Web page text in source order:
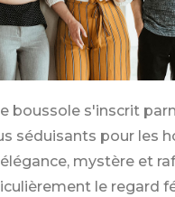
boussole s'inscrit
séduisants pour les
mystère et
le regard